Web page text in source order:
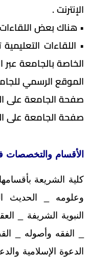
الإنترنت .
• هناك بعض اللقاءات
• اللقاءات
الخاصة بالجامعة عبر
الموقع الرسمي
صفحة الجامعة على
صفحة الجامعة على
الأقسام والتخصصات
كلية الشريعة
وعلومه _ الحديث
النبوية الشريفة _
_ الفقه وأصوله _
الدعوة الإسلامية